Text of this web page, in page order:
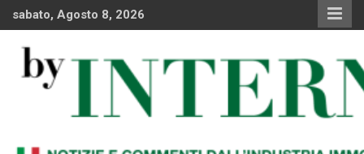
sabato, Agosto 8, 2026